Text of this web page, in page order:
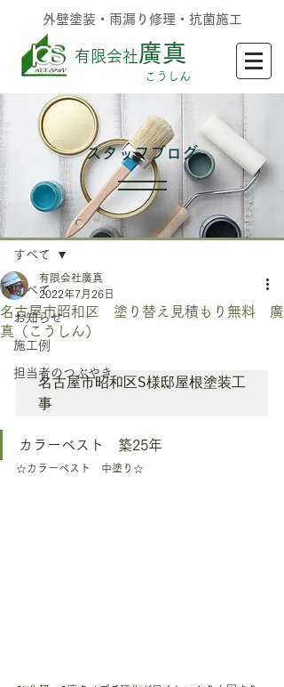
外壁塗装・雨漏り修理・抗菌施工
有限会社廣真
​こうしん
記事
すべて
お知らせ
施工例
担当者のつぶやき
すべて
名古屋市昭和区 塗り替え見積もり無料 廣
真（こうしん）
有限会社廣真
2022年7月26日
名古屋市昭和区S様邸屋根塗装工
事
カラーベスト　築25年
☆カラーベスト　中塗り☆
​スタッフブログ